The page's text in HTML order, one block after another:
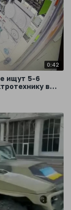
0:42
ищут 5-6
в